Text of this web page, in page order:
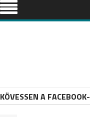
KÖVESSEN A